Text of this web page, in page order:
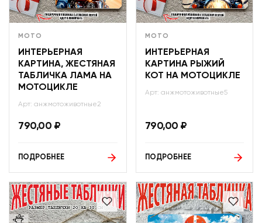
МОТО
ИНТЕРЬЕРНАЯ
КАРТИНА, ЖЕСТЯНАЯ
ТАБЛИЧКА ЛАМА НА
МОТОЦИКЛЕ
Арт: анжмотоживотные2
790,00 ₽
ПОДРОБНЕЕ
МОТО
ИНТЕРЬЕРНАЯ
КАРТИНА РЫЖИЙ
КОТ НА МОТОЦИКЛЕ
Арт: анжмотоживотные5
790,00 ₽
ПОДРОБНЕЕ